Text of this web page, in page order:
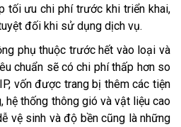
tối ưu chi phí trước khi triển khai,
đối khi sử dụng dịch vụ.
phụ thuộc trước hết vào loại và
chuẩn sẽ có chi phí thấp hơn so
vốn được trang bị thêm các tiện
hệ thống thông gió và vật liệu cao
vệ sinh và độ bền cũng là những